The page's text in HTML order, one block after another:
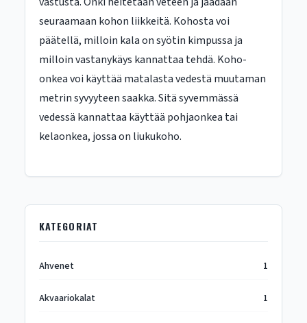
seuraamaan kohon liikkeitä. Kohosta voi
päätellä, milloin kala on syötin kimpussa ja
milloin vastanykäys kannattaa tehdä. Koho-
onkea voi käyttää matalasta vedestä muutaman
metrin syvyyteen saakka. Sitä syvemmässä
vedessä kannattaa käyttää pohjaonkea tai
kelaonkea, jossa on liukukoho.
KATEGORIAT
Ahvenet 1
Akvaariokalat 1